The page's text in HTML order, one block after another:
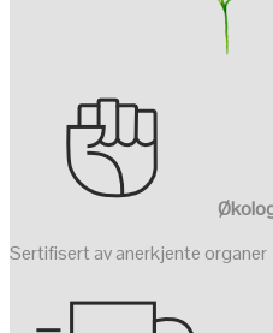
Sertifisert av anerkjente organer